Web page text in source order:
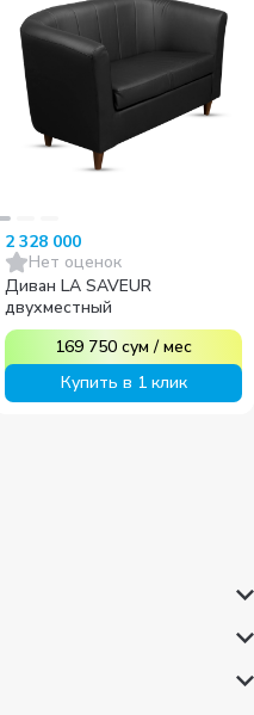
2 328 000
Нет оценок
Диван LA SAVEUR
двухместный
169 750 сум /мес
Купить в 1 клик